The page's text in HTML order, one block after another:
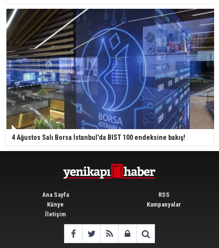
4 Ağustos Salı Borsa İstanbul'da BIST 100 endeksine bakış!
Ana Sayfa
Künye
İletişim
RSS
Kampanyalar